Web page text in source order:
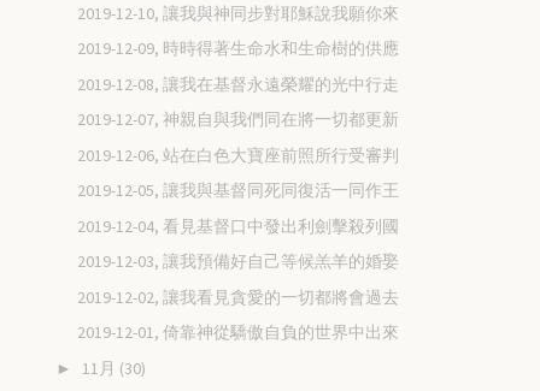
2019-12-10, 讓我與神同步對耶穌說我願你來
2019-12-09, 時時得著生命水和生命樹的供應
2019-12-08, 讓我在基督永遠榮耀的光中行走
2019-12-07, 神親自與我們同在將一切都更新
2019-12-06, 站在白色大寶座前照所行受審判
2019-12-05, 讓我與基督同死同復活一同作王
2019-12-04, 看見基督口中發出利劍擊殺列國
2019-12-03, 讓我預備好自己等候羔羊的婚娶
2019-12-02, 讓我看見貪愛的一切都將會過去
2019-12-01, 倚靠神從驕傲自負的世界中出來
► 11月 (30)